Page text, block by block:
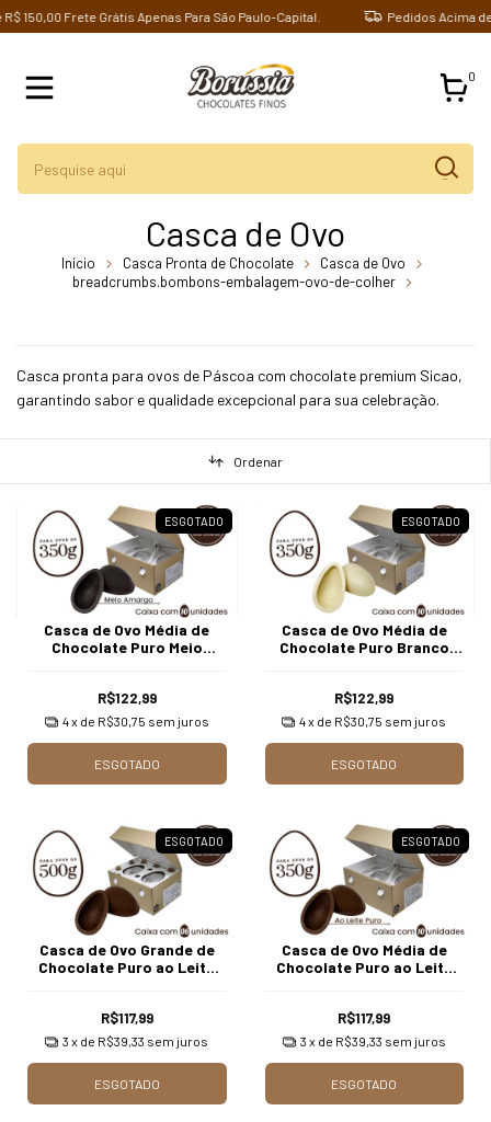
150,00 Frete Grátis Apenas Para São Paulo-Capital. Pedidos Acima de
0
Casca de Ovo
Início Casca Pronta de Chocolate
Casca de Ovo
breadcrumbs.bombons-embalagem-ovo-de-colher
Casca pronta para ovos de Páscoa com chocolate premium Sicao,
garantindo sabor e qualidade excepcional para sua celebração.
Ordenar
ESGOTADO
Casca de Ovo Média de
Chocolate Puro Meio
R$122,99
4x de R$30,75 sem juros
ESGOTADO
ESGOTADO
Casca de Ovo Média de
Chocolate Puro Branco
R$122,99
4x de R$30,75 sem juros
ESGOTADO
ESGOTADO
Casca de Ovo Grande de
Chocolate Puro ao Leite
R$117,99
3 x de R$39,33 sem juros
ESGOTADO
ESGOTADO
Casca de Ovo Média de
Chocolate Puro ao Leite
R$117,99
3 x de R$39,33 sem juros
ESGOTADO